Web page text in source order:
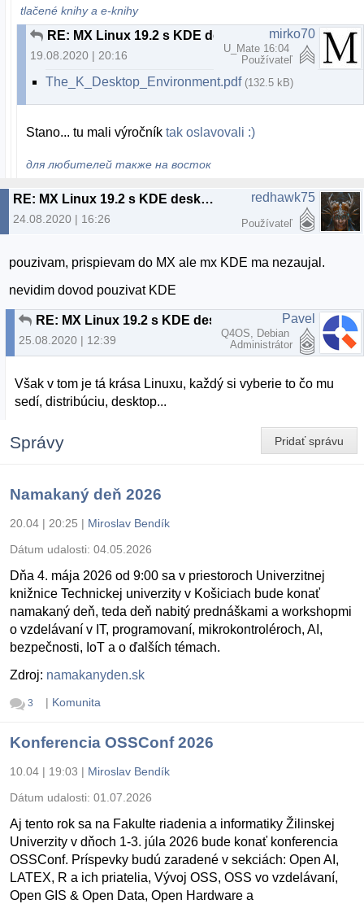
tlačené knihy a e-knihy
19.08.2020 | 20:16
mirko70
U_Mate 16:04
Používateľ
The_K_Desktop_Environment.pdf (132.5 kB)
Stano... tu mali výročníktak oslavovali :)
для любителей также на восток
RE: MX Linux 19.2 s KDE desktopom
24.08.2020 | 16:26
redhawk75
Používateľ
pouzivam, prispievam do MX ale mx KDE ma nezaujal.
nevidim dovod pouzivat KDE
25.08.2020 | 12:39
Pavel
Q4OS, Debian
Administrátor
Však v tom je tá krása Linuxu, každý si vyberie to čo mu
sedí, distribúciu, desktop...
Pridať správu
Správy
Namakaný deň 2026
20.04 | 20:25 | Miroslav Bendík
Dátum udalosti: 04.05.2026
Dňa 4. mája 2026 od 9:00 sa v priestoroch Univerzitnej
knižnice Technickej univerzity v Košiciach bude konať
namakaný deň, teda deň nabitý prednáškami a workshopmi
o vzdelávaní v IT, programovaní, mikrokontroléroch, AI,
bezpečnosti, IoT a o ďalších témach.
Zdroj: namakanyden.sk
3 | Komunita
Konferencia OSSConf 2026
10.04 | 19:03 | Miroslav Bendík
Dátum udalosti: 01.07.2026
Aj tento rok sa na Fakulte riadenia a informatiky Žilinskej
Univerzity v dňoch 1-3. júla 2026 bude konať konferencia
OSSConf. Príspevky budú zaradené v sekciách: Open AI,
LATEX, R a ich priatelia, Vývoj OSS, OSS vo vzdelávaní,
Open GIS & Open Data, Open Hardware a